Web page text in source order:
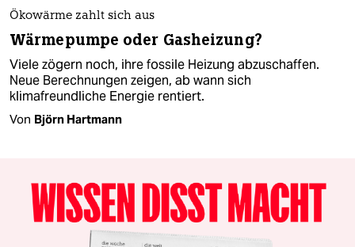
Ökowärme zahlt sich aus
Wärmepumpe oder Gasheizung?
Viele zögern noch, ihre fossile Heizung abzuschaffen.
Neue Berechnungen zeigen, ab wann sich
klimafreundliche Energie rentiert.
Von Björn Hartmann